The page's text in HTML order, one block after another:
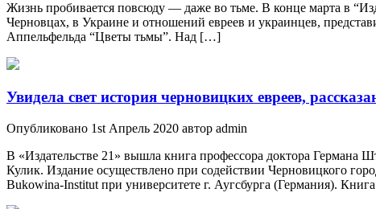
Жизнь пробивается повсюду — даже во тьме. В конце марта в
Черновцах, в Украине и отношений евреев и украинцев,
Аппельфельда “Цветы тьмы”. Над […]
Увидела свет история черновицких евреев,
Опубликовано 1st Апрель 2020 автор admin
В «Издательстве 21» вышла книга профессора доктора Германа
Кулик. Издание осуществлено при содействии Черновицкого
Bukowina-Institut при университете г. Аугсбурга (Германия).